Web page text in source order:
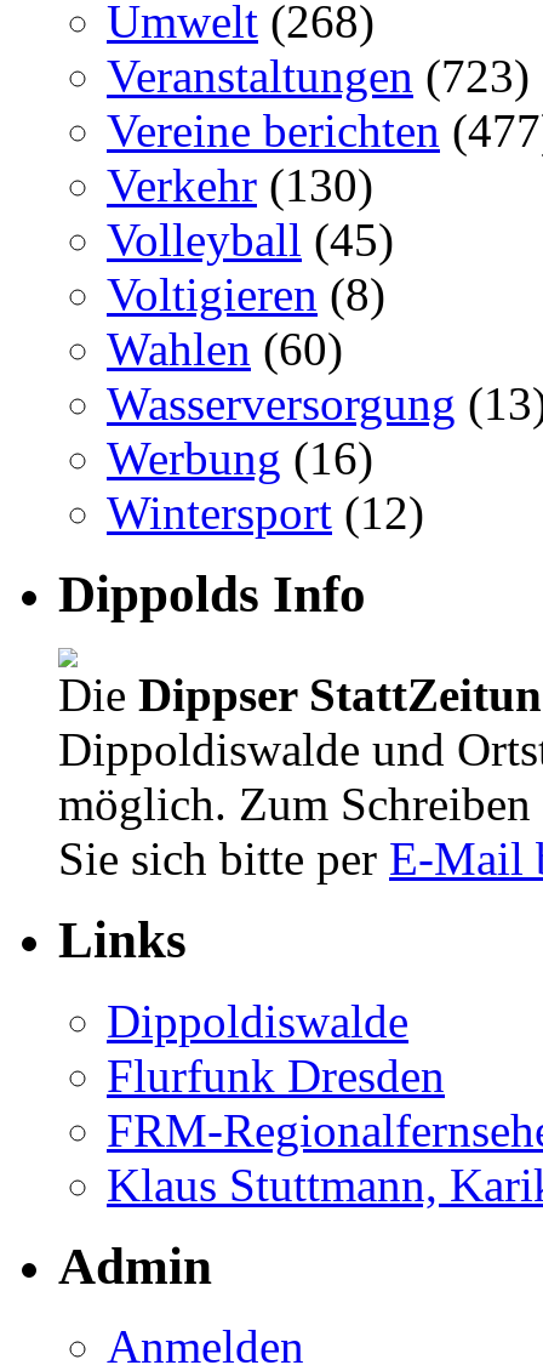
Umwelt (268)
Veranstaltungen (723)
Vereine berichten
Verkehr (130)
Volleyball (45)
Voltigieren (8)
Wahlen (60)
Wasserversorgung
Werbung (16)
Wintersport (12)
Dippolds Info
Die Dippser
Dippoldiswalde und
möglich. Zum
Sie sich bitte per E-Mail
Links
Dippoldiswalde
Flurfunk Dresden
FRM-
Klaus Stuttmann,
Admin
Anmelden